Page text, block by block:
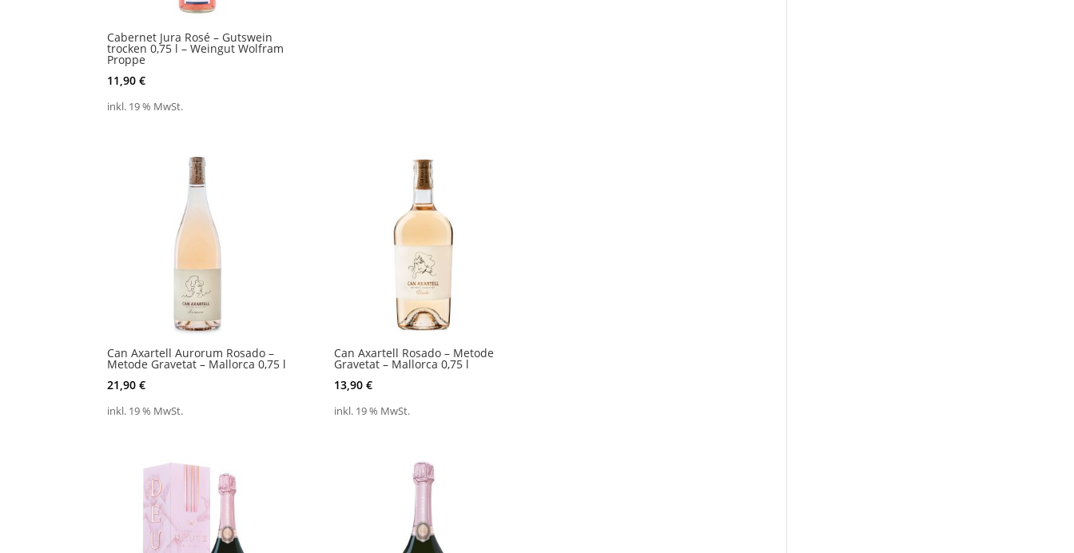
Cabernet Jura Rosé – Gutswein
trocken 0,75 l – Weingut Wolfram
Proppe
11,90€
inkl. 19 % MwSt.
Can Axartell Aurorum Rosado –
Metode Gravetat – Mallorca 0,75 l
21,90€
inkl. 19 % MwSt.
Can Axartell Rosado – Metode
Gravetat – Mallorca 0,75 l
13,90 €
inkl. 19 % MwSt.